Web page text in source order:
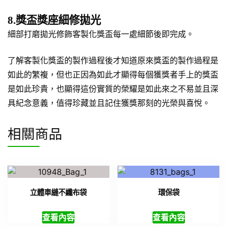
8.獎盃獎座細修拋光
細部打磨拋光修飾客製化獎盃每一處細節後即完成。
了解客製化獎盃的製作過程後才知道原來獎盃的製作過程是
如此的繁複，但也正因為如此才顯得每個獲獎者手上的獎盃
是如此珍貴，也顯得這份實質的榮耀是如此來之不易並且深
具紀念意義，值得珍藏並且記住獲獎那刻的光榮與喜悅。
相關商品
立體車縫不纖布袋
查看內容
環保袋
查看內容